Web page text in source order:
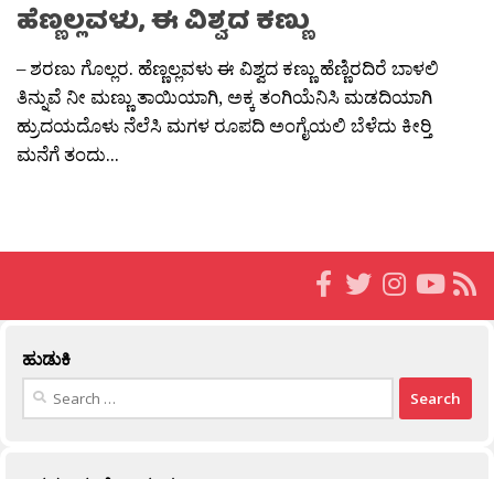
ಹೆಣ್ಣಲ್ಲವಳು, ಈ ವಿಶ್ವದ ಕಣ್ಣು
– ಶರಣು ಗೊಲ್ಲರ. ಹೆಣ್ಣಲ್ಲವಳು ಈ ವಿಶ್ವದ ಕಣ್ಣು ಹೆಣ್ಣಿರದಿರೆ ಬಾಳಲಿ
ತಿನ್ನುವೆ ನೀ ಮಣ್ಣು ತಾಯಿಯಾಗಿ, ಅಕ್ಕ ತಂಗಿಯೆನಿಸಿ ಮಡದಿಯಾಗಿ
ಹ್ರುದಯದೊಳು ನೆಲೆಸಿ ಮಗಳ ರೂಪದಿ ಅಂಗೈಯಲಿ ಬೆಳೆದು ಕೀರ‍್ತಿ
ಮನೆಗೆ ತಂದು...
ಹುಡುಕಿ
Search